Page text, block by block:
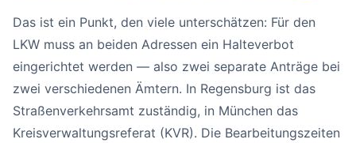
Das ist ein Punkt, den viele unterschätzen: Für den
LKW muss an beiden Adressen ein Halteverbot
eingerichtet werden — also zwei separate Anträge bei
zwei verschiedenen Ämtern. In Regensburg ist das
Straßenverkehrsamt zuständig, in München das
Kreisverwaltungsreferat (KVR). Die Bearbeitungszeiten